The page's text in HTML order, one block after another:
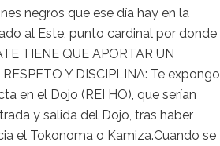
negros que ese día hay en la
al Este, punto cardinal por donde
TIENE QUE APORTAR UN
Y DISCIPLINA: Te expongo
en el Dojo (REI HO), que serían
y salida del Dojo, tras haber
el Tokonoma o Kamiza.Cuando se